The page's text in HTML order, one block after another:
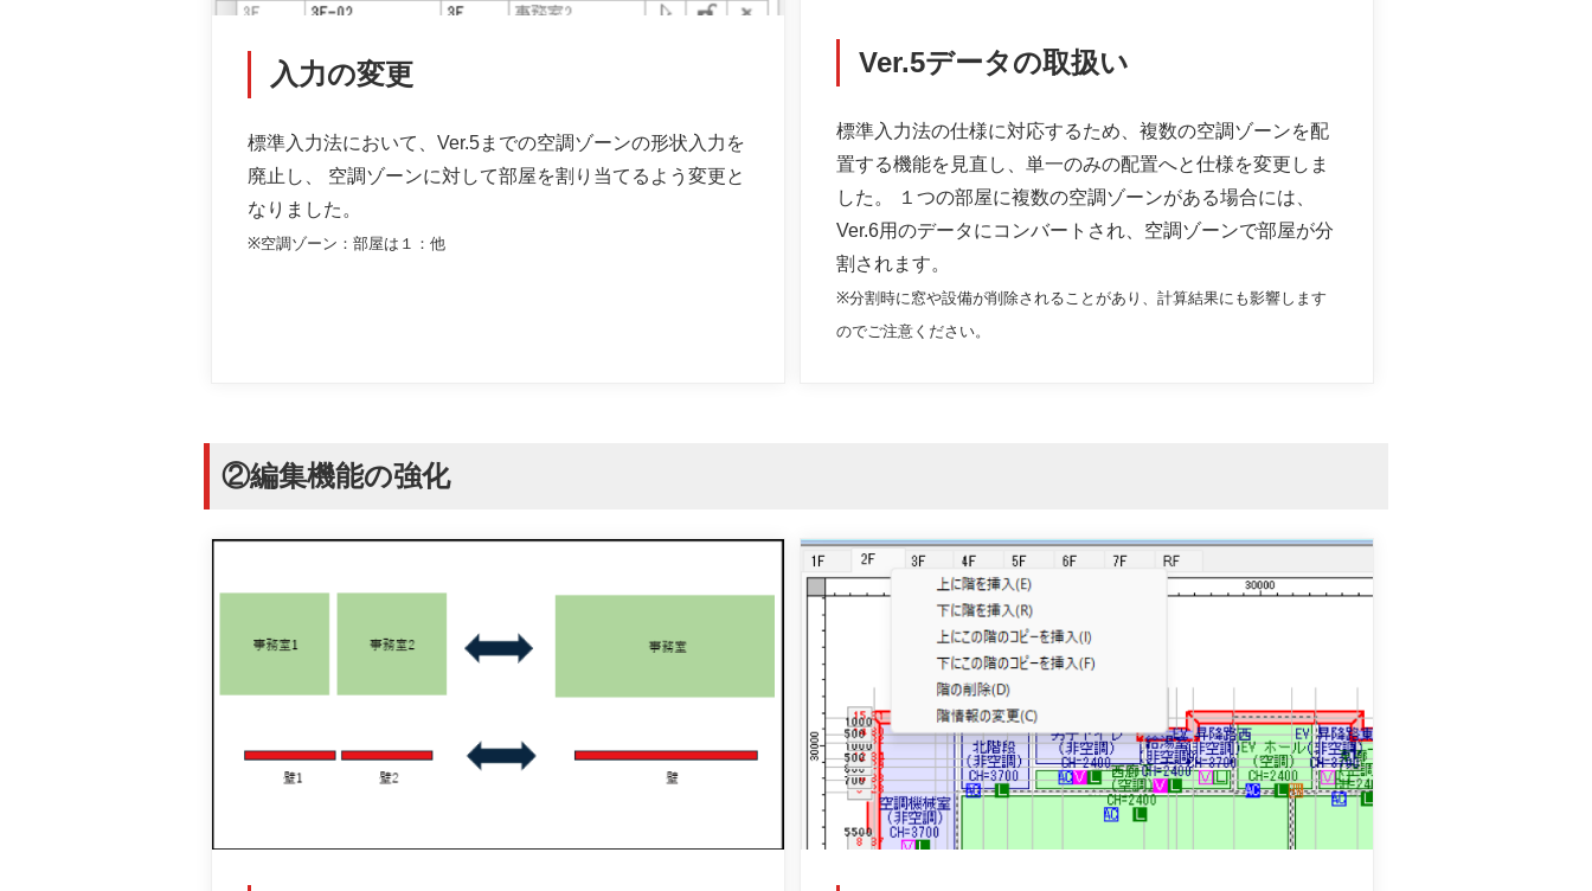
入力の変更
標準入力法において、Ver.5までの空調ゾーンの形状入力を
廃止し、 空調ゾーンに対して部屋を割り当てるよう変更と
なりました。
※空調ゾーン：部屋は１：他
Ver.5データの取扱い
標準入力法の仕様に対応するため、複数の空調ゾーンを配
置する機能を見直し、単一のみの配置へと仕様を変更しま
した。 １つの部屋に複数の空調ゾーンがある場合には、
Ver.6用のデータにコンバートされ、空調ゾーンで部屋が分
割されます。
※分割時に窓や設備が削除されることがあり、計算結果にも影響します
のでご注意ください。
②編集機能の強化